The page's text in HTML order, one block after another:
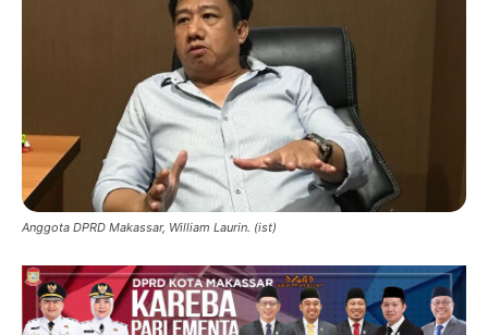
Anggota DPRD Makassar, William Laurin. (ist)